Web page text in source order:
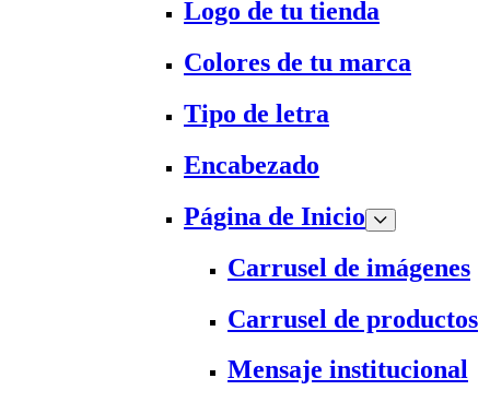
Logo de tu tienda
Colores de tu marca
Tipo de letra
Encabezado
Página de Inicio
Carrusel de imágenes
Carrusel de productos
Mensaje institucional